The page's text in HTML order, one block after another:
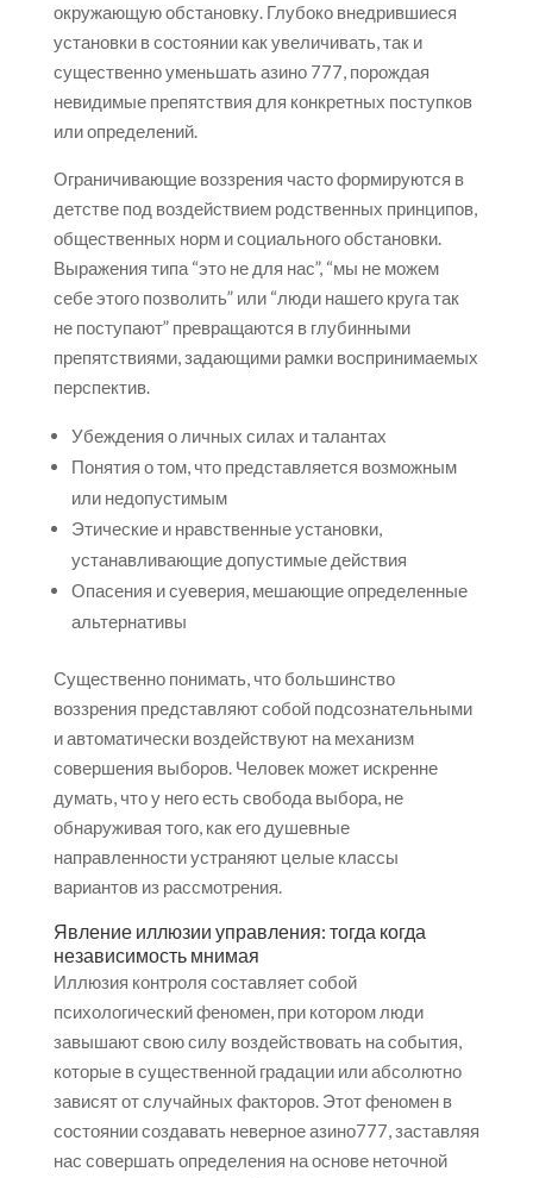
окружающую обстановку. Глубоко внедрившиеся
установки в состоянии как увеличивать, так и
существенно уменьшать азино 777, порождая
невидимые препятствия для конкретных поступков
или определений.
Ограничивающие воззрения часто формируются в
детстве под воздействием родственных принципов,
общественных норм и социального обстановки.
Выражения типа “это не для нас”, “мы не можем
себе этого позволить” или “люди нашего круга так
не поступают” превращаются в глубинными
препятствиями, задающими рамки воспринимаемых
перспектив.
Убеждения о личных силах и талантах
Понятия о том, что представляется возможным
или недопустимым
Этические и нравственные установки,
устанавливающие допустимые действия
Опасения и суеверия, мешающие определенные
альтернативы
Существенно понимать, что большинство
воззрения представляют собой подсознательными
и автоматически воздействуют на механизм
совершения выборов. Человек может искренне
думать, что у него есть свобода выбора, не
обнаруживая того, как его душевные
направленности устраняют целые классы
вариантов из рассмотрения.
Явление иллюзии управления: тогда когда
независимость мнимая
Иллюзия контроля составляет собой
психологический феномен, при котором люди
завышают свою силу воздействовать на события,
которые в существенной градации или абсолютно
зависят от случайных факторов. Этот феномен в
состоянии создавать неверное азино777, заставляя
нас совершать определения на основе неточной